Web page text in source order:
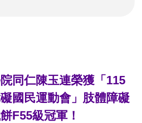
同仁陳玉連榮獲「115
國民運動會」肢體障礙
F55級冠軍！